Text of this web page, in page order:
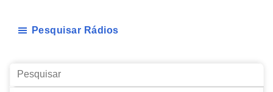
Pesquisar Rádios